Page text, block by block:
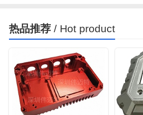
热品推荐 / Hot product